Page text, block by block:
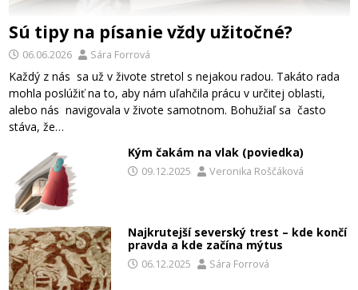
Sú tipy na písanie vždy užitočné?
06.06.2026 Sára Forrová
Každý z nás sa už v živote stretol s nejakou radou. Takáto rada
mohla poslúžiť na to, aby nám uľahčila prácu v určitej oblasti,
alebo nás navigovala v živote samotnom. Bohužiaľ sa často
stáva, že…
Kým čakám na vlak (poviedka)
09.12.2025 Veronika Roščáková
Najkrutejší severský trest – kde končí
pravda a kde začína mýtus
06.12.2025 Sára Forrová